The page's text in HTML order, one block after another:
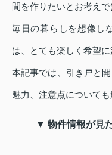
間を作りたいとお考えで
毎日の暮らしを想像し
は、とても楽しく希望
本記事では、引き戸と
魅力、注意点についても
▼ 物件情報が見